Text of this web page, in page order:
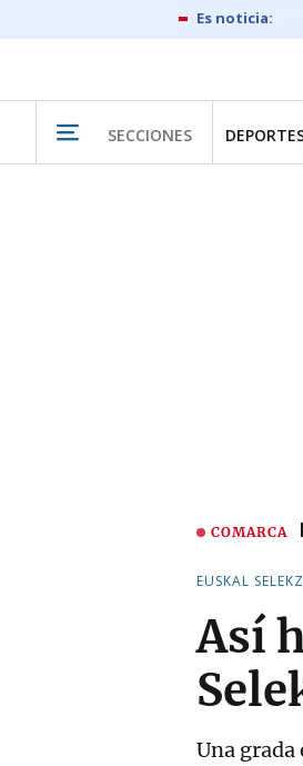
SECCIONES
COMARCA
EUSKAL
Así
Una